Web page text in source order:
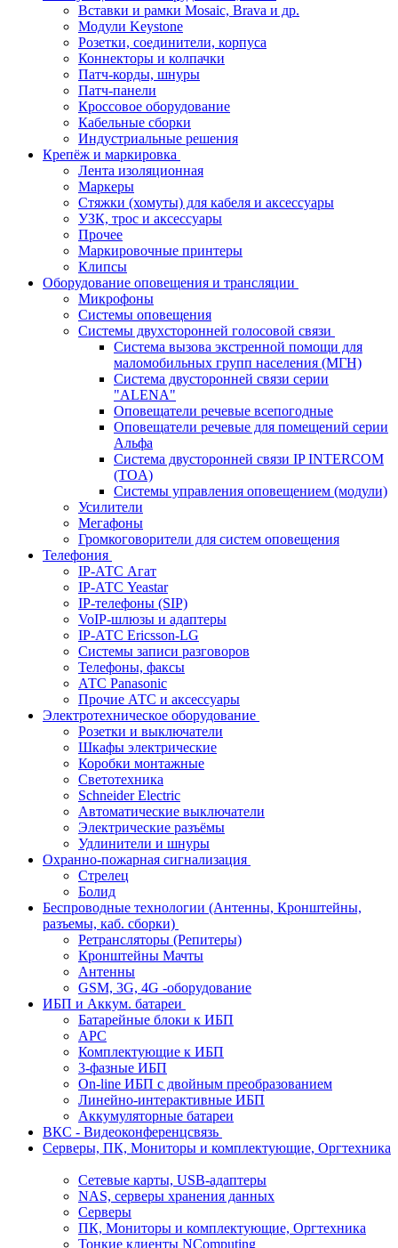
Вставки и рамки Mosaic, Brava и др.
Модули Keystone
Розетки, соединители, корпуса
Коннекторы и колпачки
Патч-корды, шнуры
Патч-панели
Кроссовое оборудование
Кабельные сборки
Индустриальные решения
Крепёж и маркировка
Лента изоляционная
Маркеры
Стяжки (хомуты) для кабеля и аксессуары
УЗК, трос и аксессуары
Прочее
Маркировочные принтеры
Клипсы
Оборудование оповещения и трансляции
Микрофоны
Системы оповещения
Системы двухсторонней голосовой связи
Система вызова экстренной помощи для
маломобильных групп населения (МГН)
Система двусторонней связи серии
"ALENA"
Оповещатели речевые всепогодные
Оповещатели речевые для помещений серии
Альфа
Система двусторонней связи IP INTERCOM
(TOA)
Системы управления оповещением (модули)
Усилители
Мегафоны
Громкоговорители для систем оповещения
Телефония
IP-АТС Агат
IP-АТС Yeastar
IP-телефоны (SIP)
VoIP-шлюзы и адаптеры
IP-АТС Ericsson-LG
Системы записи разговоров
Телефоны, факсы
АТС Panasonic
Прочие АТС и аксессуары
Электротехническое оборудование
Розетки и выключатели
Шкафы электрические
Коробки монтажные
Светотехника
Schneider Electric
Автоматические выключатели
Электрические разъёмы
Удлинители и шнуры
Охранно-пожарная сигнализация
Стрелец
Болид
Беспроводные технологии (Антенны, Кронштейны,
разъемы, каб. сборки)
Ретрансляторы (Репитеры)
Кронштейны Мачты
Антенны
GSM, 3G, 4G -оборудование
ИБП и Аккум. батареи
Батарейные блоки к ИБП
APC
Комплектующие к ИБП
3-фазные ИБП
On-line ИБП с двойным преобразованием
Линейно-интерактивные ИБП
Аккумуляторные батареи
ВКС - Видеоконференцсвязь
Серверы, ПК, Мониторы и комплектующие, Оргтехника
Сетевые карты, USB-адаптеры
NAS, серверы хранения данных
Серверы
ПК, Мониторы и комплектующие, Оргтехника
Тонкие клиенты NComputing